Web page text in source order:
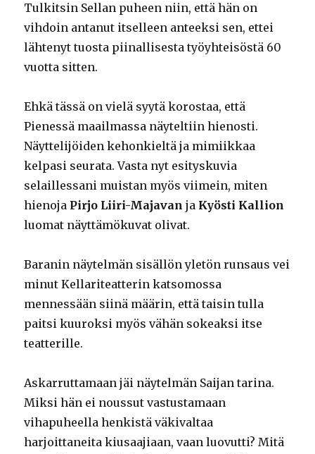
Tulkitsin Sellan puheen niin, että hän on
vihdoin antanut itselleen anteeksi sen, ettei
lähtenyt tuosta piinallisesta työyhteisöstä 60
vuotta sitten.
Ehkä tässä on vielä syytä korostaa, että
Pienessä maailmassa näyteltiin hienosti.
Näyttelijöiden kehonkieltä ja mimiikkaa
kelpasi seurata. Vasta nyt esityskuvia
selaillessani muistan myös viimein, miten
hienoja Pirjo Liiri-Majavan ja Kyösti Kallion
luomat näyttämökuvat olivat.
Baranin näytelmän sisällön yletön runsaus vei
minut Kellariteatterin katsomossa
mennessään siinä määrin, että taisin tulla
paitsi kuuroksi myös vähän sokeaksi itse
teatterille.
Askarruttamaan jäi näytelmän Saijan tarina.
Miksi hän ei noussut vastustamaan
vihapuheella henkistä väkivaltaa
harjoittaneita kiusaajiaan, vaan luovutti? Mitä